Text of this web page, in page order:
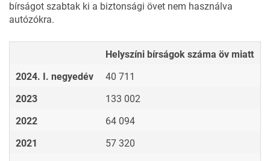
bírságot szabtak ki a biztonsági övet nem használva
autózókra.
Helyszíni bírságok száma öv miatt
2024. I. negyedév
40 711
2023
133 002
2022
64 094
2021
57 320